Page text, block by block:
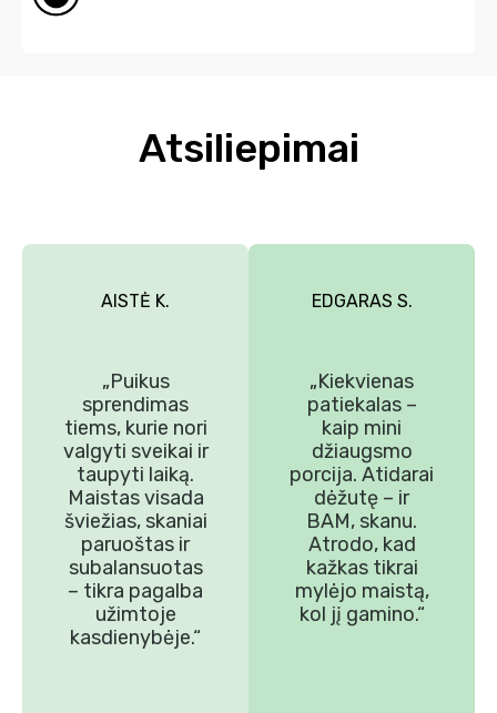
Atsiliepimai
AISTĖ K.
„Puikus
sprendimas
tiems, kurie nori
valgyti sveikai ir
taupyti laiką.
Maistas visada
šviežias, skaniai
paruoštas ir
subalansuotas
– tikra pagalba
užimtoje
kasdienybėje.“
EDGARAS S.
„Kiekvienas
patiekalas –
kaip mini
džiaugsmo
porcija. Atidarai
dėžutę – ir
BAM, skanu.
Atrodo, kad
kažkas tikrai
mylėjo maistą,
kol jį gamino.“